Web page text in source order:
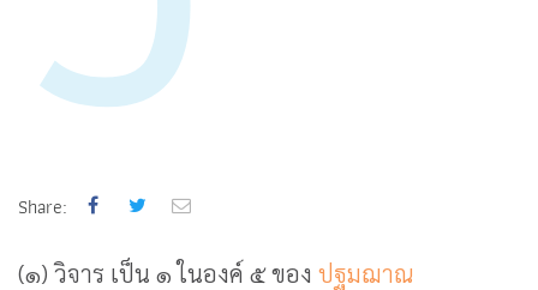
Share:
(๑) วิจาร เป็น ๑ ในองค์ ๕ ของ ปฐมฌาณ